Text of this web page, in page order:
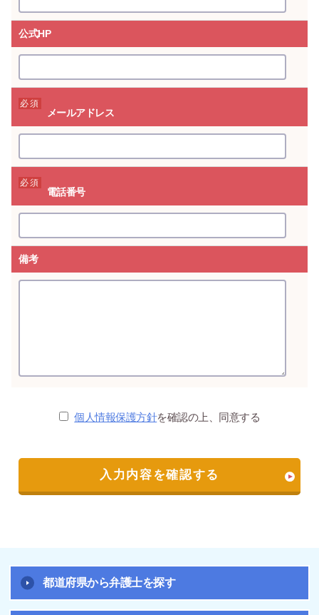
公式HP
必須
メールアドレス
必須
電話番号
備考
個人情報保護方針を確認の上、同意する
都道府県から弁護士を探す